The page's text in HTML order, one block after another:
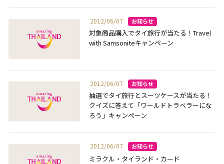
2012/06/07
対象商品購入でタイ旅行が当たる！Travel
with Samsoniteキャンペーン
2012/06/07
抽選でタイ旅行とスーツケースが当たる！
クイズに答えて「ワールドトラベラーにな
ろう」キャンペーン
2012/06/07
ミラクル・タイランド・カード